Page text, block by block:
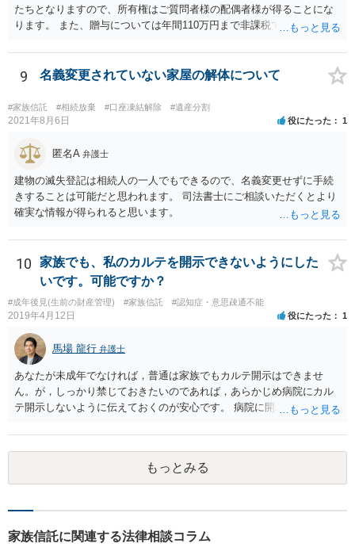
たちとなりますので、所有権はご質問者様の配偶者様が得ることにな
ります。 また、贈与については年間110万円まで非課税であり、トイ
9 名義変更されていない家屋の解体について
#家族信託 #相続放棄 #口座凍結解除 #遺産分割
2021年8月6日 役にたった 1
匿名A 弁護士
建物の滅失登記は相続人の一人でもできるので、名義変更せずに手続
きすることは可能だと思われます。 司法書士にご相談いただくとより
確実な情報が得られると思います。
10
家族でも、私のカルテを開示できないようにした
いです。可能ですか？
#成年後見(生前の財産管理) #家族信託 #認知症・意思疎通不能
2019年4月12日 役にたった 1
馬場 龍行 弁護士
あなたが未成年でなければ，普通は家族でもカルテ開示はできませ
ん。が，しっかり禁じておきたいのであれば，あらかじめ病院にカル
テ開示しないように伝えておくのが安心です。 病院に開示しないよう
可能性は低いのでコストパフォーマンスとしてはどうかなという感じ
がします。
もっとみる
家族信託に関連する法律相談コラム